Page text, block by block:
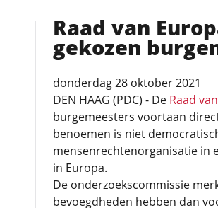
Raad van
gekozen
donderdag 28 oktober 2021
DEN HAAG (PDC) - De Raad
burgemeesters voortaan
benoemen is niet
mensenrechtenorganisatie in
in Europa.
De onderzoekscommissie
bevoegdheden hebben dan